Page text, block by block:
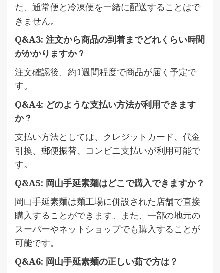
た、通常便と冷凍便を一緒に配送することはで
きません。
Q&A3: 注文から商品の到着までどれくらい時間
がかかりますか？
注文確認後、約1週間程度で商品が届く予定で
す。
Q&A4: どのような支払い方法が利用できます
か？
支払い方法としては、クレジットカード、代金
引換、郵便振替、コンビニ支払いが利用可能で
す。
Q&A5: 岡山手延素麺はどこで購入できますか？
岡山手延素麺は麺工場に併設された店舗で直接
購入することができます。また、一部の地元の
スーパーやネットショップでも購入することが
可能です。
Q&A6: 岡山手延素麺の正しい茹で方は？